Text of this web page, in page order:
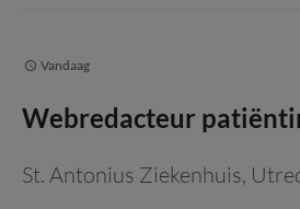
Vandaag
Webredacteur
St. Antonius Ziekenhuis,